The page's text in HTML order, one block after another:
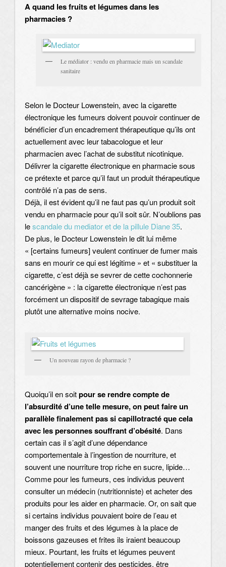
A quand les fruits et légumes dans les
pharmacies ?
Le médiator : vendu en pharmacie mais un scandale
sanitaire
Selon le Docteur Lowenstein, avec la cigarette
électronique les fumeurs doivent pouvoir continuer de
bénéficier d’un encadrement thérapeutique qu’ils ont
actuellement avec leur tabacologue et leur
pharmacien avec l’achat de substitut nicotinique.
Délivrer la cigarette électronique en pharmacie sous
ce prétexte et parce qu’il faut un produit thérapeutique
contrôlé n’a pas de sens.
Déjà, il est évident qu’il ne faut pas qu’un produit soit
vendu en pharmacie pour qu’il soit sûr. N’oublions pas
lescandale du mediator et de la pillule Diane 35.
De plus, le Docteur Lowenstein le dit lui même
« [certains fumeurs] veulent continuer de fumer mais
sans en mourir ce qui est légitime » et « substituer la
cigarette, c’est déjà se sevrer de cette cochonnerie
cancérigène » : la cigarette électronique n’est pas
forcément un dispositif de sevrage tabagique mais
plutôt une alternative moins nocive.
Un nouveau rayon de pharmacie ?
Quoiqu’il en soitpour se rendre compte de
l’absurdité d’une telle mesure, onpeut faire un
parallèle finalement pas si capillotracté que cela
avec les personnes souffrant d’obésité. Dans
certain cas il s’agit d’une dépendance
comportementale à l’ingestion de nourriture, et
souvent une nourriture trop riche en sucre, lipide…
Comme pour les fumeurs, ces individus peuvent
consulter un médecin (nutritionniste) et acheter des
produits pour les aider en pharmacie. Or, on sait que
si certains individus pouvaient boire de l’eau et
manger des fruits et des légumes à la place de
boissons gazeuses et frites ils iraient beaucoup
mieux. Pourtant, les fruits et légumes peuvent
potentiellement contenir des pesticides, être